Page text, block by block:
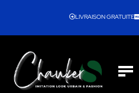
LIVRAISON GRATUITE